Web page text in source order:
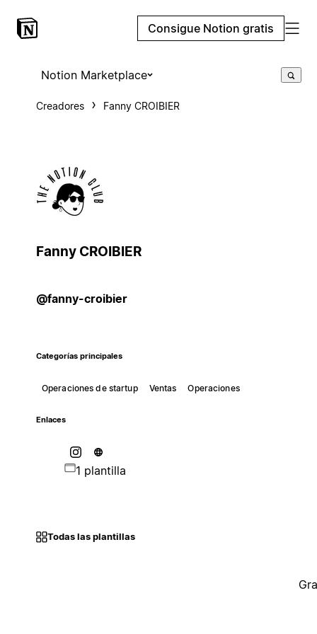
Consigue Notion gratis
Notion Marketplace
Creadores Fanny CROIBIER
Fanny CROIBIER
@fanny-croibier
Categorías principales
Operaciones de startup Ventas Operaciones
Enlaces
1 plantilla
Todas las plantillas